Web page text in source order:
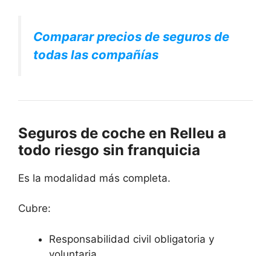
Comparar precios de seguros de
todas las compañías
Seguros de coche en Relleu a
todo riesgo sin franquicia
Es la modalidad más completa.
Cubre:
Responsabilidad civil obligatoria y